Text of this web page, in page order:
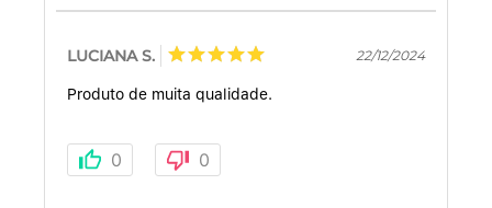
LUCIANA S. 22/12/2024
Produto de muita qualidade.
0 0